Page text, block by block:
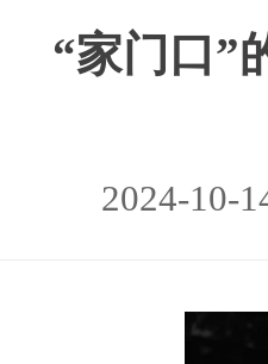
“家门口”
2024-10-